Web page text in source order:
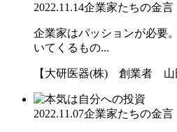
2022.11.14企業家たちの金言
企業家はパッションが必要
いてくるもの...
【大研医器(株) 創業者 山
2022.11.07企業家たちの金言